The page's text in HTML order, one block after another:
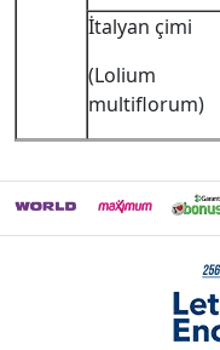
İtalyan çimi
(Lolium
multiflorum)